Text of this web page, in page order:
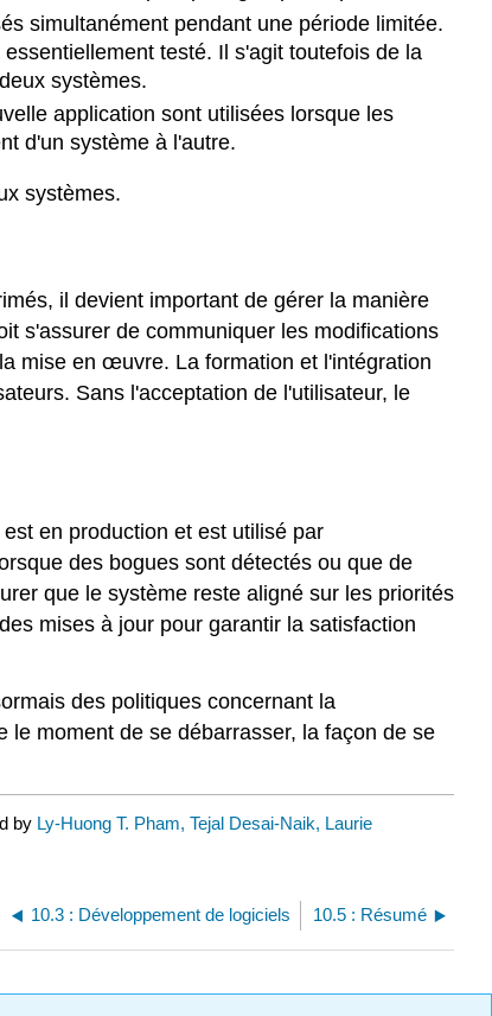
simultanément pendant une période limitée.
testé. Il s'agit toutefois de la
systèmes.
application sont utilisées lorsque les
d'un système à l'autre.
systèmes.
il devient important de gérer la manière
s'assurer de communiquer les modifications
mise en œuvre. La formation et l'intégration
Sans l'acceptation de l'utilisateur, le
en production et est utilisé par
des bogues sont détectés ou que de
que le système reste aligné sur les priorités
mises à jour pour garantir la satisfaction
des politiques concernant la
moment de se débarrasser, la façon de se
by Ly-Huong T. Pham, Tejal Desai-Naik, Laurie
10.3 : Développement de logiciels 10.5 : Résumé